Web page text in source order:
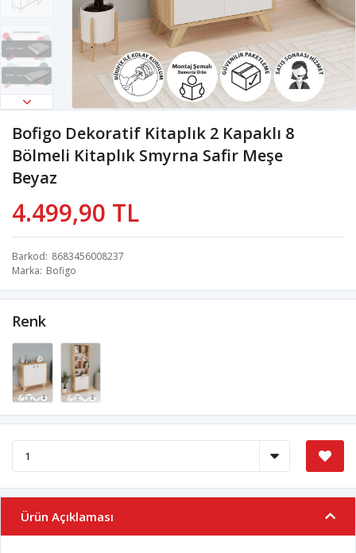
Bofigo Dekoratif Kitaplık 2 Kapaklı 8
Bölmeli Kitaplık Smyrna Safir Meşe
Beyaz
4.499,90 TL
Barkod 8683456008237
Marka Bofigo
Renk
Ürün Açıklaması